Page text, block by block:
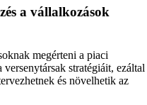
a vállalkozások
megérteni a piaci
stratégiáit, ezáltal
és növelhetik az